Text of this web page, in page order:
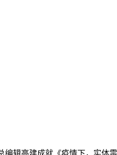
辑高建成就《疫情下，实体